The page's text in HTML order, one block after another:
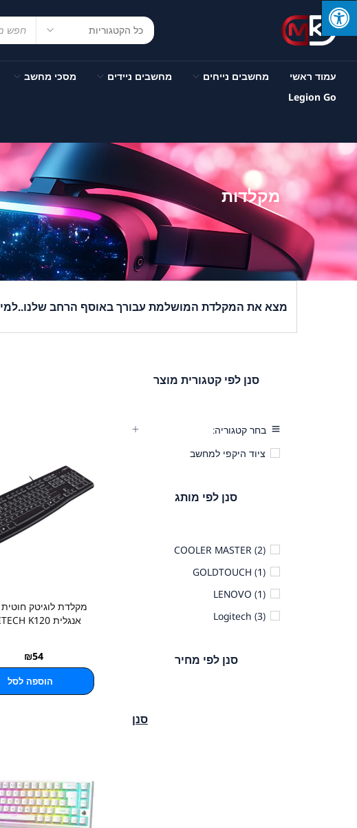
עמוד ראשי מחשבים נייחים מחשבים ניידים מסכי מחשב
Legion Go
מקלדות
מצא את המקלדת המושלמת עבורך באוסף הרחב שלנו..
סנן לפי קטגורית מוצר
בחר קטגוריה:
ציוד היקפי למחשב
סנן לפי מותג
COOLER MASTER (2)
GOLDTOUCH (1)
LENOVO (1)
Logitech (3)
סנן לפי מחיר
סנן
מקלדת לוגיטק
אנגלית LOGITECH K120
₪54
הוספה לסל